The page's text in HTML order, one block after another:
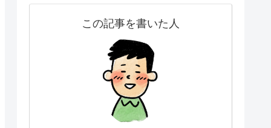
この記事を書いた人